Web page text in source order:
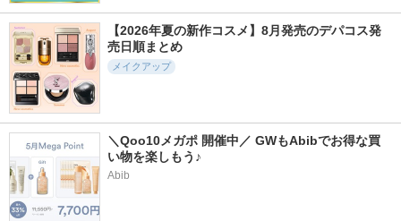
【2026年夏の新作コスメ】8月発売のデパコス発
売日順まとめ
メイクアップ
＼Qoo10メガポ 開催中／ GWもAbibでお得な買
い物を楽しもう♪
Abib